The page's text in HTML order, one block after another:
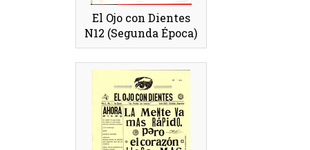
El Ojo con Dientes
N12 (Segunda Época)